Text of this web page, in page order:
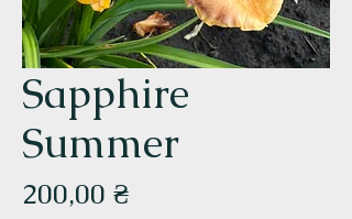
Sapphire
Summer
200,00 ₴Ціна